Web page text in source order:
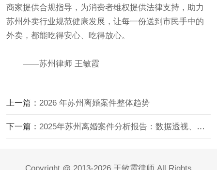
商家提供合规指导，为消费者维权提供法律支持，助力
苏州外卖行业规范健康发展，让每一份送到市民手中的
外卖，都能吃得安心、吃得放心。
——苏州律师 王敏霞
上一篇： 2026 年苏州离婚案件整体趋势
下一篇： 2025年苏州离婚案件分析报告：数据透视、审判实践与律师实务